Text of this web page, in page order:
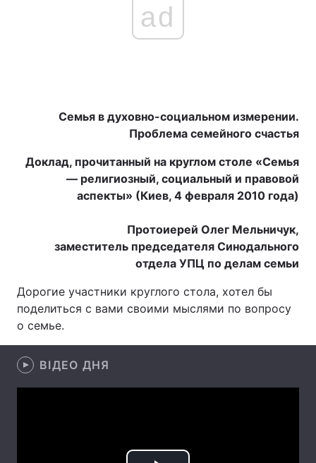
ad
Семья в духовно-социальном измерении.
Проблема семейного счастья
Доклад, прочитанный на круглом столе «Семья
— религиозный, социальный и правовой
аспекты» (Киев, 4 февраля 2010 года)
Протоиерей Олег Мельничук,
заместитель председателя Синодального
отдела УПЦ по делам семьи
Дорогие участники круглого стола, хотел бы
поделиться с вами своими мыслями по вопросу
о семье.
ВІДЕО ДНЯ